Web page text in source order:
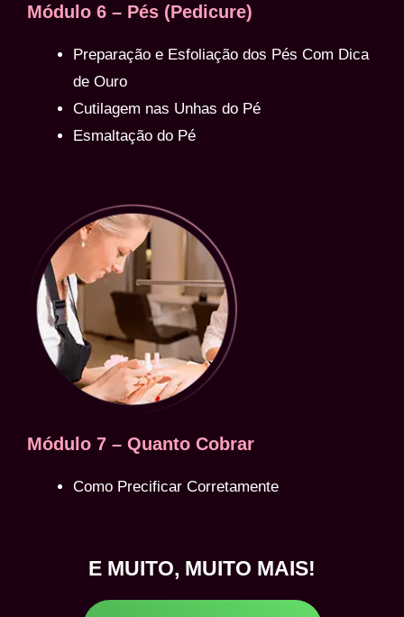
Módulo 6 – Pés (Pedicure)
Preparação e Esfoliação dos Pés Com Dica
de Ouro
Cutilagem nas Unhas do Pé
Esmaltação do Pé
Módulo 7 – Quanto Cobrar
Como Precificar Corretamente
E MUITO, MUITO MAIS!